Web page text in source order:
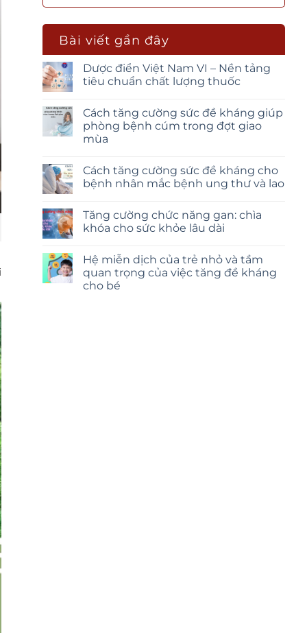
Bài viết gần đây
Dược điển Việt Nam VI – Nền tảng
tiêu chuẩn chất lượng thuốc
Cách tăng cường sức đề kháng giúp
phòng bệnh cúm trong đợt giao
mùa
Cách tăng cường sức đề kháng cho
bệnh nhân mắc bệnh ung thư và lao
Tăng cường chức năng gan: chìa
khóa cho sức khỏe lâu dài
Hệ miễn dịch của trẻ nhỏ và tầm
quan trọng của việc tăng đề kháng
cho bé